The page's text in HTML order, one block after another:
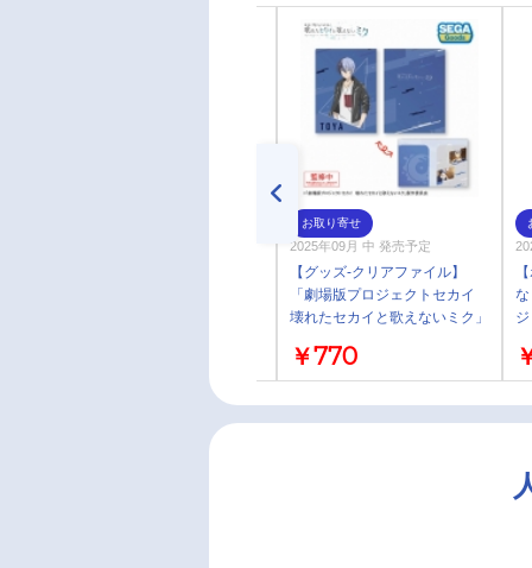
お取り寄せ
2025年09月 中 発売予定
【グッズ-クリアファイル】
「劇場版プロジェクトセカイ
壊れたセカイと歌えないミク」
柳 冬弥”
￥770